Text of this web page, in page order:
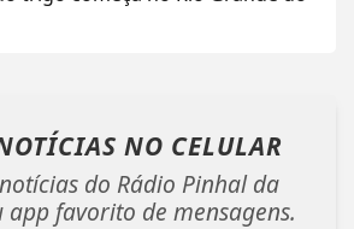
NO CELULAR
do Rádio Pinhal da
app favorito de mensagens.